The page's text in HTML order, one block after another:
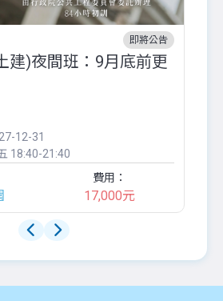
即將公告
建)夜間班：9月底前更
12-31
18:40-21:40
費用：
17,000元